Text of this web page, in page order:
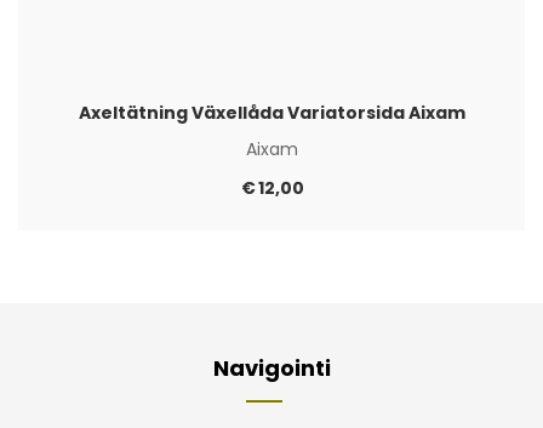
Axeltätning Växellåda Variatorsida Aixam
Aixam
€12,00
Navigointi